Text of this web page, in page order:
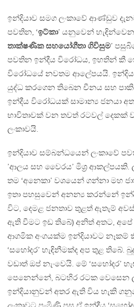
ඉන්දියාව සමග ලංකාවේ ආණ්ඩුව
පවතින, ‘ඉට්කා’ යනුවෙන් හැඳින්වෙන,
තාක්ෂණික සහයෝගීතා ගිවිසුම’
පවතින ඉන්දීය විරෝධය, ඉහතින් කී
විරෝධයේ නවතම ආලේපයයි.
යුද්ධ කරගෙන තිබෙන චීනය සහ
ඉන්දීය විරෝධයක් සාමාන්‍ය ජනයා
භාවිතාවක් වන තවත් රටවල් දෙකක්
ලංකාවයි.
ඉන්දියාව සම්බන්ධයෙන් ලංකාවේ
’ආලය සහ වෛරය’ මිශ‍්‍ර ආකල්පයකි.
තම ‘අනෙකා’ වශයෙන් ගන්නා මහ
ඉතා පහසුවෙන් අනන්‍ය කරන්නේ
විට, දෙමළ ජනතාව තුළත් ඇතැම්
ඇති වීමට ඉඩ තිබේ) අනිත් අතට, අපේ
ආගමික අංගයක්ම ඉන්දියාවට නෑකම්
‘සහෝදර’ හැඳිනීමක්ද අප තුළ තිබේ.
වඩාත් ඔප් නැංවෙයි. මේ ‘සහෝදර’
පෙනෙන්නේ, බටහිර රටක වෙසෙන
ඉන්දියානුවන් අතර ඇති විය හැකි